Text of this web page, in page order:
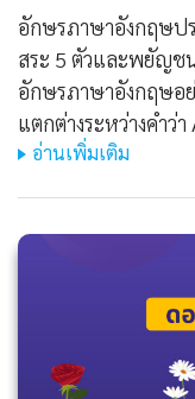
อักษรภาษาอังกฤษป
สระ 5 ตัวและพยัญชน
อักษรภาษาอังกฤษอย่
แตกต่างระหว่างคำ
อ่านเพิ่มเติม